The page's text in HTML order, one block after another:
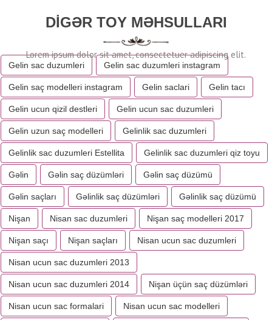
DIGƏR TOY MƏHSULLARI
Gelin sac duzumleri Gelin sac duzumleri instagram
Gelin saç modelleri instagram Gelin saclari Gelin tacı
Gelin ucun qizil destleri Gelin ucun sac duzumleri
Gelin uzun saç modelleri Gelinlik sac duzumleri
Gelinlik sac duzumleri Estellita Gelinlik sac duzumleri qiz toyu
Gəlin Gəlin saç düzümləri Gəlin saç düzümü
Gəlin saçları Gəlinlik saç düzümləri Gəlinlik saç düzümü
Nişan Nisan sac duzumleri Nişan saç modelleri 2017
Nişan saçı Nişan saçları Nisan ucun sac duzumleri
Nisan ucun sac duzumleri 2013
Nisan ucun sac duzumleri 2014 Nişan üçün saç düzümləri
Nisan ucun sac formalari Nisan ucun sac modelleri